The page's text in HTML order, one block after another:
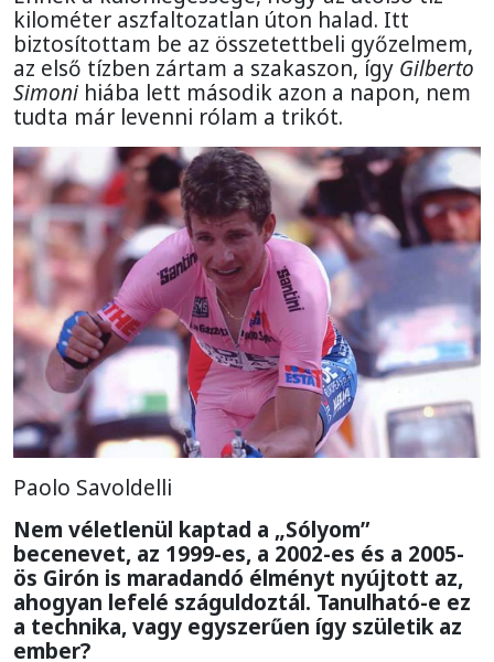
kilométer aszfaltozatlan úton halad. Itt
biztosítottam be az összetettbeli győzelmem,
az első tízben zártam a szakaszon, így Gilberto
Simoni hiába lett második azon a napon, nem
tudta már levenni rólam a trikót.
Paolo Savoldelli
Nem véletlenül kaptad a „Sólyom”
becenevet, az 1999-es, a 2002-es és a 2005-
ös Girón is maradandó élményt nyújtott az,
ahogyan lefelé száguldoztál. Tanulható-e ez
a technika, vagy egyszerűen így születik az
ember?